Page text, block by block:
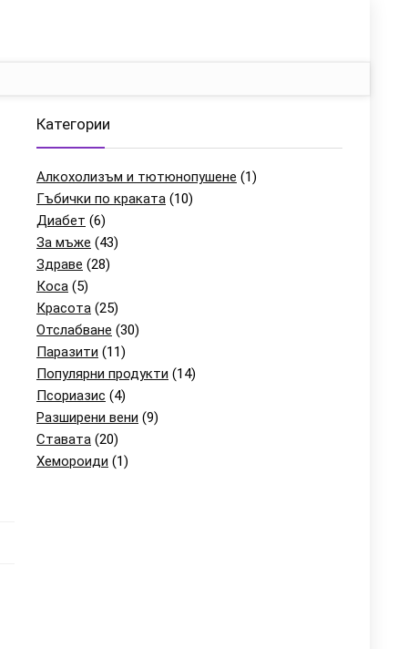
Категории
Алкохолизъм и тютюнопушене (1)
Гъбички по краката (10)
Диабет (6)
За мъже (43)
Здраве (28)
Коса (5)
Красота (25)
Отслабване (30)
Паразити (11)
Популярни продукти (14)
Псориазис (4)
Разширени вени (9)
Ставата (20)
Хемороиди (1)